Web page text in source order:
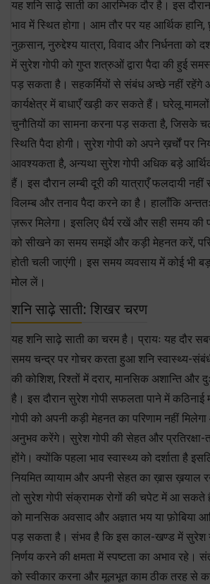
यह शनि साढ़े साती का आरम्भिक दौर है। इस
भाव में स्थित होगा। आम तौर पर यह आर्थिक
नुक़सान, नुरुद्देश्य यात्रा, विवाद और निर्धनता को
में सुरेश गोपी को गुप्त शत्रुओं द्वारा पैदा की हुई
पड़ सकता है। सहकर्मियों से संबंध अच्छे नहीं रहेंगे
कार्यक्षेत्र में बाधाएँ खड़ी कर सकते हैं। घरेलू
चुनौतियों का सामना करना पड़ सकता है, जिसके
स्थिति पैदा होगी। सुरेश गोपी को अपने ख़र्चों पर
आवश्यकता है, अन्यथा सुरेश गोपी अधिक बड़े
हैं। इस दौरान लम्बी दूरी की यात्राएँ फलदायी
विलम्ब और तनाव पैदा करने का है। हालाँकि
ज़रूर मिलेगा। इसलिए धैर्य रखें और सही समय की
को सीखने का समय समझें और कड़ी मेहनत करें,
होती चली जाएंगी। इस समय व्यवसाय में कोई भी
मोल लें।
शनि साढ़े साती: शिखर चरण
यह शनि साढ़े साती का चरम है। प्रायः यह दौर
समय चन्द्र पर गोचर करता हुआ शनि स्वास्थ्य-
की कोशिश, रिश्तों में दरार, मानसिक अशान्ति
है। इस दौरान सुरेश गोपी सफलता पाने में
गोपी को अपनी कड़ी मेहनत का परिणाम नहीं
अनुभव करेंगे। सुरेश गोपी की सेहत और प्रतिरक्षा-
होंगे। क्योंकि पहला भाव स्वास्थ्य को दर्शाता है
नियमित व्यायाम और अपनी सेहत का ख़ास ख़याल
तो सुरेश गोपी संक्रामक रोगों की चपेट में आ सकते
को मानसिक अवसाद और अज्ञात भय या फ़ोबिया
पड़ सकता है। संभव है कि इस काल-खण्ड में सुरेश
निर्णय करने की क्षमता में स्पष्टता का अभाव रहे।
को स्वीकार करना और मूलभूत काम ठीक तरह से